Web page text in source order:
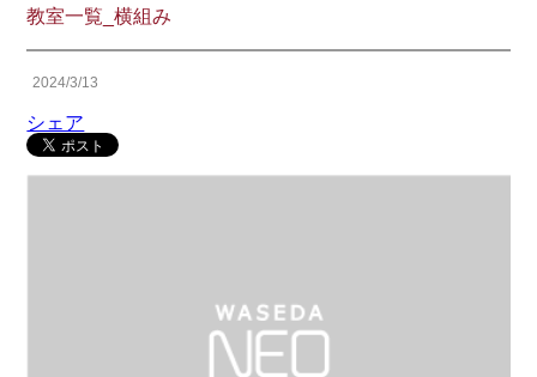
教室一覧_横組み
2024/3/13
シェア